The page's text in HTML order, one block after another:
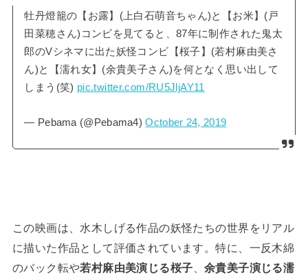
牡丹燈籠の【お露】(上白石萌音ちゃん)と【お米】(戸
田菜穂さん)コンビを見てると、87年に制作された鬼太
郎のVシネマに出た妖怪コンビ【桜子】(若村麻由美さ
ん)と【濡れ女】(余貴美子さん)を何となく思い出して
しまう(笑) pic.twitter.com/RU5JljAY11
— Pebama (@Pebama4)October 24, 2019
この映画は、水木しげる作品の妖怪たちの世界をリアル
に描いた作品として評価されています。特に、一反木綿
のバック転や若村麻由美演じる桜子
余貴美子演じる濡